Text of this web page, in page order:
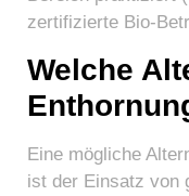
zertifizierte Bio-
Welche
Eine mögliche
ist der Einsatz von